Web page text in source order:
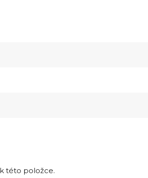
této položce.